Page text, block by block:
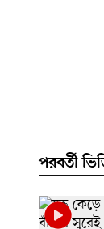
পরবর্তী